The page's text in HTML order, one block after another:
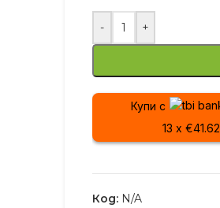
- +
Купи с
13 x €41.62
Код: N/A